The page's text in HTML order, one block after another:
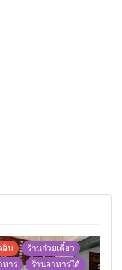
อิน
ร้านก๋วยเตี๋ยว
หาร
ร้านอาหารใต้